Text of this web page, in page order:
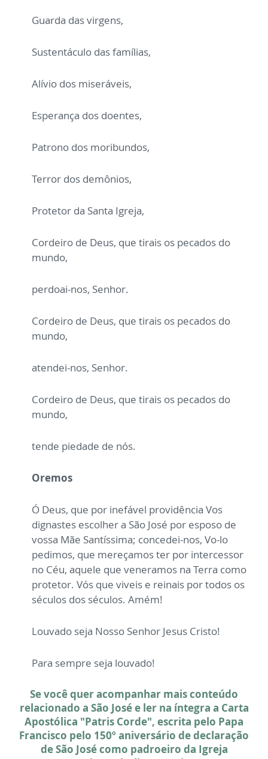
Guarda das virgens,
Sustentáculo das famílias,
Alívio dos miseráveis,
Esperança dos doentes,
Patrono dos moribundos,
Terror dos demônios,
Protetor da Santa Igreja,
Cordeiro de Deus, que tirais os pecados do
mundo,
perdoai-nos, Senhor.
Cordeiro de Deus, que tirais os pecados do
mundo,
atendei-nos, Senhor.
Cordeiro de Deus, que tirais os pecados do
mundo,
tende piedade de nós.
Oremos
Ó Deus, que por inefável providência Vos
dignastes escolher a São José por esposo de
vossa Mãe Santíssima; concedei-nos, Vo-lo
pedimos, que mereçamos ter por intercessor
no Céu, aquele que veneramos na Terra como
protetor. Vós que viveis e reinais por todos os
séculos dos séculos. Amém!
Louvado seja Nosso Senhor Jesus Cristo!
Para sempre seja louvado!
Se você quer acompanhar mais conteúdo
relacionado a São José e ler na íntegra a Carta
Apostólica "Patris Corde", escrita pelo Papa
Francisco pelo 150º aniversário de declaração
de São José como padroeiro da Igreja